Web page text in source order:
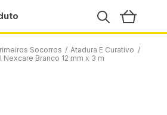
Socorros / Atadura E Curativo /
Branco 12 mm x 3 m